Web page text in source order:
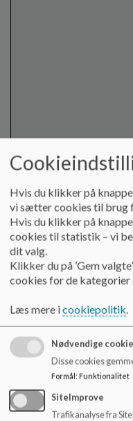
Undervisningens
-§16b og §16d drøftes og
Hvis du klikker på
vi sætter cookies til brug
Hvis du klikker på
cookies til statistik – vi
dit valg.
Klikker du på ’Gem
cookies for de kategorier
Læs mere icookiepolitik.
Nødvendige
Disse cookies
Formål: Funktionalitet
SiteImprove
Trafikanalyse fra